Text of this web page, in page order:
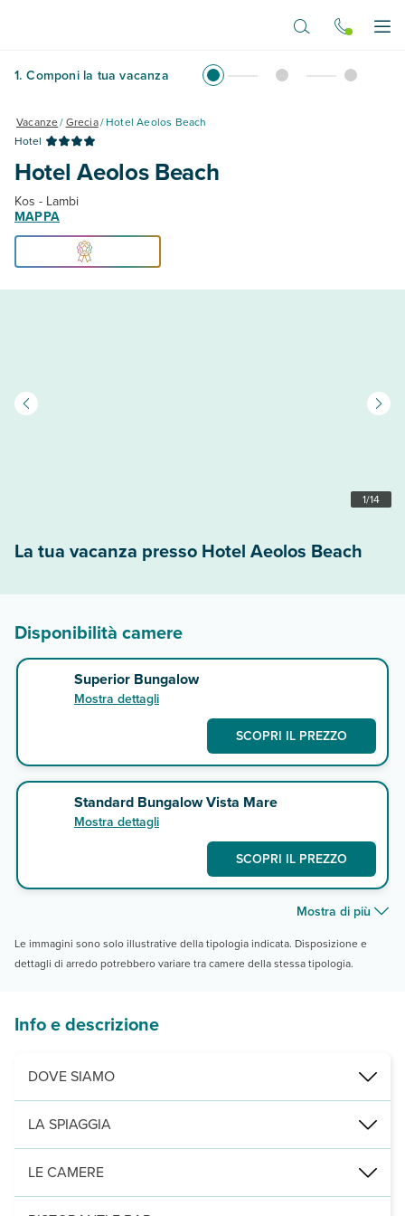
1. Componi la tua vacanza
Vacanze/Grecia/Hotel Aeolos Beach
Hotel
Hotel Aeolos Beach
Kos - Lambi
MAPPA
1/14
La tua vacanza presso Hotel Aeolos Beach
Disponibilità camere
Superior Bungalow
Mostra dettagli
SCOPRI IL PREZZO
Standard Bungalow Vista Mare
Mostra dettagli
SCOPRI IL PREZZO
Mostra di più
Le immagini sono solo illustrative della tipologia indicata. Disposizione e
dettagli di arredo potrebbero variare tra camere della stessa tipologia.
Info e descrizione
DOVE SIAMO
Lambi, direttamente sulla spiaggia, a ca. 5 km da Kos città e ca.
LA SPIAGGIA
di fronte alla spiaggia di sabbia e ciottoli leggermente
LE CAMERE
228 camere distribuite tra camere select vista mare (23 m ) e